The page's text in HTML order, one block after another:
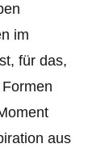
im
für das,
aus